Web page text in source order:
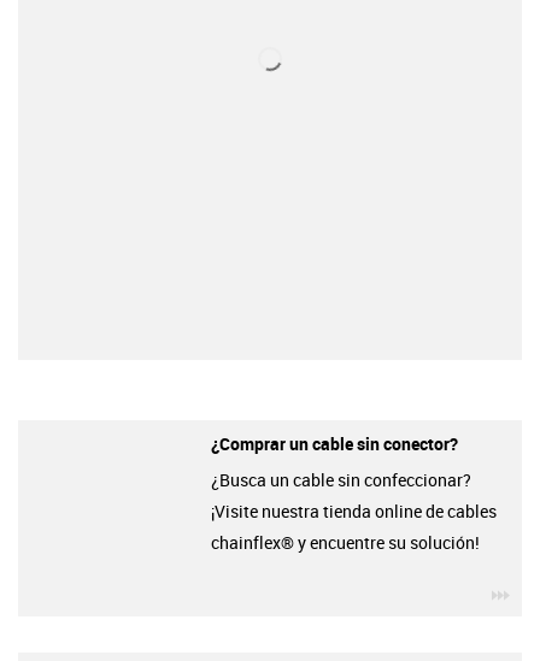
¿Comprar un cable sin conector?
¿Busca un cable sin confeccionar?
¡Visite nuestra tienda online de cables
chainflex® y encuentre su solución!